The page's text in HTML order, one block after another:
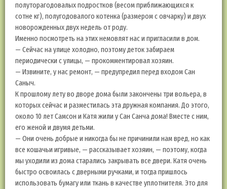
полуторагодовалых подростков (весом приближающихся к
сотне кг), полугодовалого котенка (размером с овчарку) и двух
новорожденных двух недель от роду.
Именно посмотреть на этих немовлят нас и пригласили в дом.
— Сейчас на улице холодно, поэтому деток забираем
периодически с улицы, — прокомментировал хозяин.
— Извините, у нас ремонт, — предупредил перед входом Сан
Саныч.
К прошлому лету во дворе дома были закончены три вольера, в
которых сейчас и разместилась эта дружная компания. До этого,
около 10 лет Самсон и Катя жили у Сан Санча дома! Вместе с ним,
его женой и двумя детьми.
— Они очень добрые и никогда бы не причинили нам вред, но как
все кошачьи игривые, — рассказывает хозяин, — поэтому, когда
мы уходили из дома старались закрывать все двери. Катя очень
быстро освоилась с дверными ручками, и тогда пришлось
использовать бумагу или ткань в качестве уплотнителя. Это для